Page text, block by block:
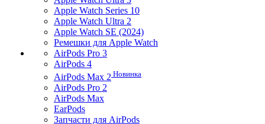
Apple Watch Series 10
Apple Watch Ultra 2
Apple Watch SE (2024)
Ремешки для Apple Watch
AirPods Pro 3
AirPods 4
AirPods Max 2 Новинка
AirPods Pro 2
AirPods Max
EarPods
Запчасти для AirPods